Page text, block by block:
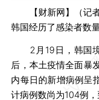
【财新网】（记
韩国经历了感染者数
2月19日，韩国境
后，本土疫情全面暴
内每日的新增病例呈
计病例数尚为104例